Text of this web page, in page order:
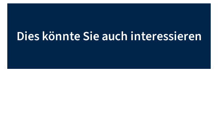
Dies könnte Sie auch interessieren